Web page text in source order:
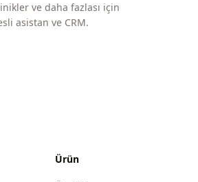
ve daha fazlası için
asistan ve CRM.
Ürün